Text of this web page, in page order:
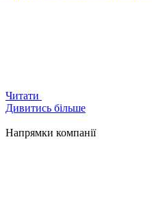
Читати
Дивитись більше
Напрямки компанії